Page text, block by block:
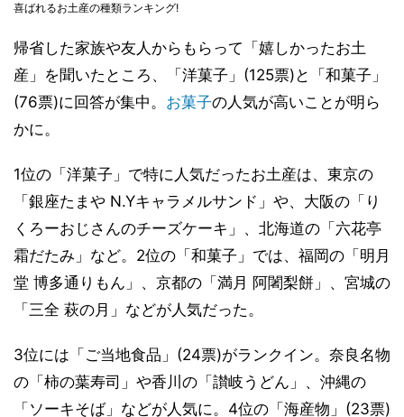
喜ばれるお土産の種類ランキング!
帰省した家族や友人からもらって「嬉しかったお土
産」を聞いたところ、「洋菓子」(125票)と「和菓子」
(76票)に回答が集中。 お菓子の人気が高いことが明ら
かに。
1位の「洋菓子」で特に人気だったお土産は、東京の
「銀座たまや N.Yキャラメルサンド」や、大阪の「り
くろーおじさんのチーズケーキ」、北海道の「六花亭
霜だたみ」など。2位の「和菓子」では、福岡の「明月
堂 博多通りもん」、京都の「満月 阿闍梨餅」、宮城の
「三全 萩の月」などが人気だった。
3位には「ご当地食品」(24票)がランクイン。奈良名物
の「柿の葉寿司」や香川の「讃岐うどん」、沖縄の
「ソーキそば」などが人気に。4位の「海産物」(23票)